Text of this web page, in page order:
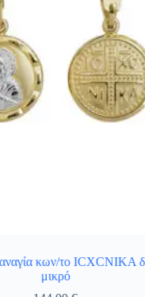
κων/το ICXCNIKA
μικρό